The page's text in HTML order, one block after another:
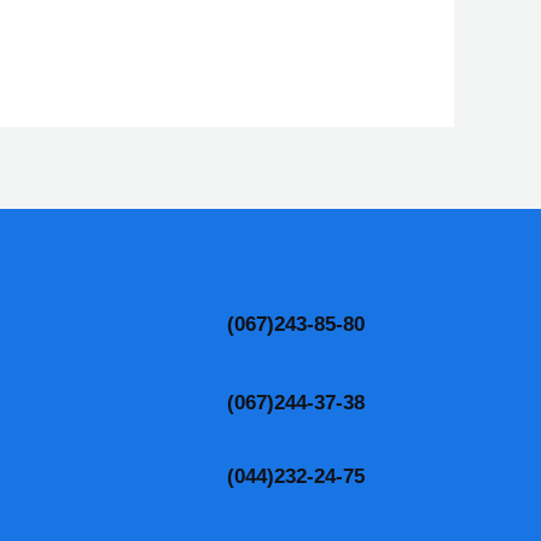
(067)243-85-80
(067)244-37-38
(044)232-24-75